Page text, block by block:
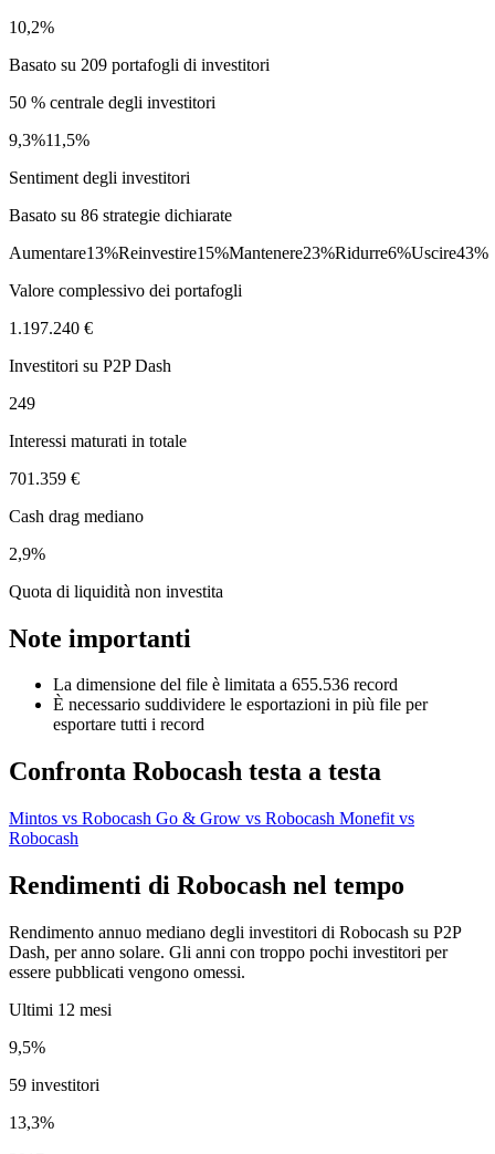
10,2%
Basato su 209 portafogli di investitori
50 % centrale degli investitori
9,3%11,5%
Sentiment degli investitori
Basato su 86 strategie dichiarate
Aumentare13%Reinvestire15%Mantenere23%Ridurre6%Uscire43%
Valore complessivo dei portafogli
1.197.240 €
Investitori su P2P Dash
249
Interessi maturati in totale
701.359 €
Cash drag mediano
2,9%
Quota di liquidità non investita
Note importanti
La dimensione del file è limitata a 655.536 record
È necessario suddividere le esportazioni in più file per
esportare tutti i record
Confronta Robocash testa a testa
Mintos vs Robocash Go & Grow vs Robocash Monefit vs
Robocash
Rendimenti di Robocash nel tempo
Rendimento annuo mediano degli investitori di Robocash su P2P
Dash, per anno solare. Gli anni con troppo pochi investitori per
essere pubblicati vengono omessi.
Ultimi 12 mesi
9,5%
59 investitori
13,3%